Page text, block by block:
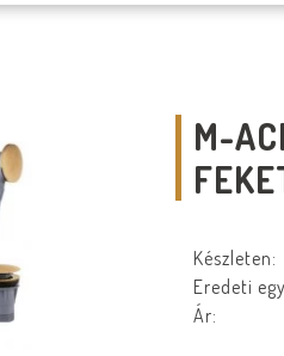
M-
Készleten:
Eredeti
Ár: